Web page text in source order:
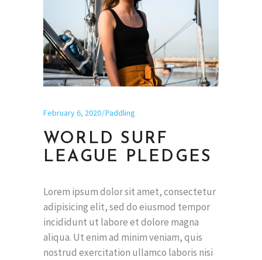
February 6, 2020 Paddling
WORLD SURF
LEAGUE PLEDGES
Lorem ipsum dolor sit amet, consectetur
adipisicing elit, sed do eiusmod tempor
incididunt ut labore et dolore magna
aliqua. Ut enim ad minim veniam, quis
nostrud exercitation ullamco laboris nisi